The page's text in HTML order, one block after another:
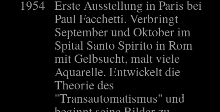
1954 Erste Ausstellung in Paris bei
Paul Facchetti. Verbringt
September und Oktober im
Spital Santo Spirito in Rom
mit Gelbsucht, malt viele
Aquarelle. Entwickelt die
Theorie des
"Transautomatismus" und